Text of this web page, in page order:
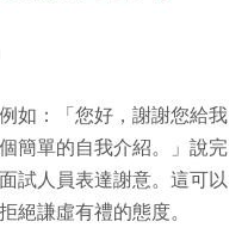
如：「您好，謝謝您給我
簡單的自我介紹。」說完
試人員表達謝意。這可以
絕謙虛有禮的態度。